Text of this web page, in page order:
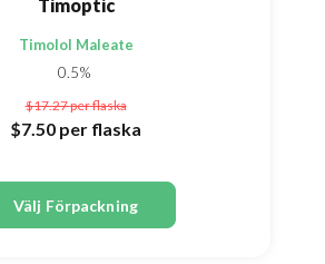
Timoptic
Timolol Maleate
0.5%
$17.27per flaska
$7.50 per flaska
Välj Förpackning